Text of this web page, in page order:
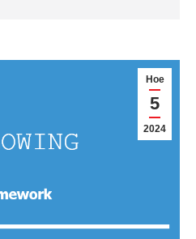
Ное
5
2024